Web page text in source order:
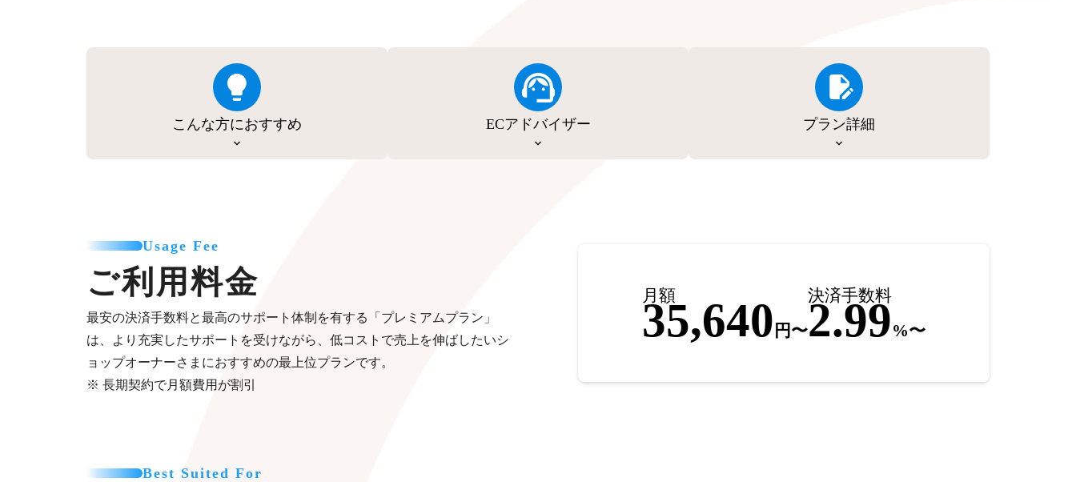
こんな方におすすめ ECアドバイザー プラン詳細
Usage Fee
ご利用料金
最安の決済手数料と最高のサポート体制を有する「プレミアムプラン」
は、より充実したサポートを受けながら、低コストで売上を伸ばしたいシ
ョップオーナーさまにおすすめの最上位プランです。
※ 長期契約で月額費用が割引
月額
35,640 円〜
決済手数料
2.99%〜
Best Suited For